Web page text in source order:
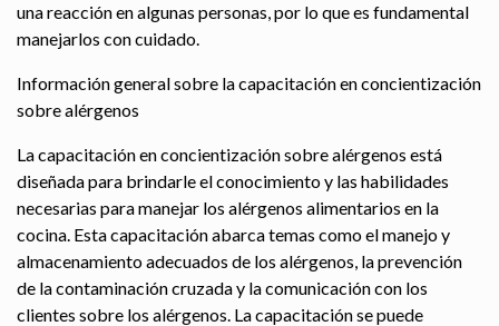
una reacción en algunas personas, por lo que es fundamental
manejarlos con cuidado.
Información general sobre la capacitación en concientización
sobre alérgenos
La capacitación en concientización sobre alérgenos está
diseñada para brindarle el conocimiento y las habilidades
necesarias para manejar los alérgenos alimentarios en la
cocina. Esta capacitación abarca temas como el manejo y
almacenamiento adecuados de los alérgenos, la prevención
de la contaminación cruzada y la comunicación con los
clientes sobre los alérgenos. La capacitación se puede